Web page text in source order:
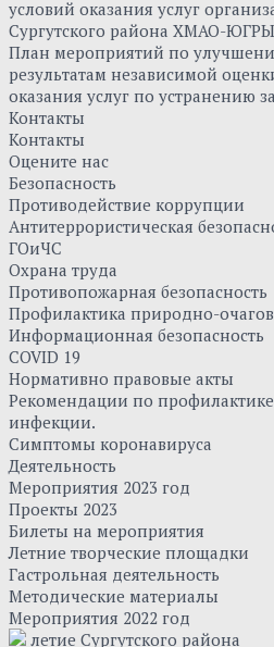
условий оказания услуг
Сургутского района ХМАО-ЮГРЫ
План мероприятий по
результатам независимой
оказания услуг по устранению
Контакты
Контакты
Оцените нас
Безопасность
Противодействие коррупции
Антитеррористическая
ГОиЧС
Охрана труда
Противопожарная безопасность
Профилактика природно-
Информационная безопасность
COVID 19
Нормативно правовые акты
Рекомендации по
инфекции.
Симптомы коронавируса
Деятельность
Мероприятия 2023 год
Проекты 2023
Билеты на мероприятия
Летние творческие площадки
Гастрольная деятельность
Методические материалы
Мероприятия 2022 год
летие Сургутского района